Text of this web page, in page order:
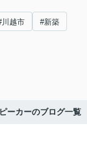
川越市 #新築
ーカーのブログ一覧